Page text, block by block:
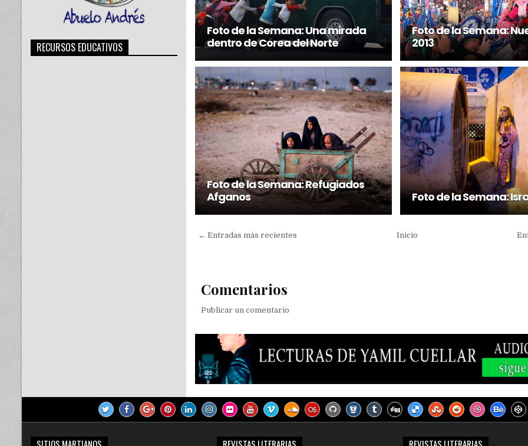
Foto de la Semana: Una mirada
dentro de Corea del Norte
Foto de la Semana:
2013
Foto de la Semana: Refugiados
Afganos
Foto de la Semana:
← Entradas más recientes Inicio
Comentarios
Publicar un comentario
RECURSOS EDUCATIVOS